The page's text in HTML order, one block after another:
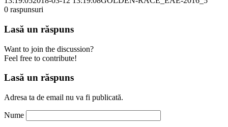
0 raspunsuri
Lasă un răspuns
Want to join the discussion?
Feel free to contribute!
Lasă un răspuns
Adresa ta de email nu va fi publicată.
Nume